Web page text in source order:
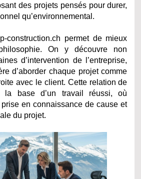
des projets pensés pour durer,
qu’environnemental.
construction.ch permet de mieux
On y découvre non
d’intervention de l’entreprise,
d’aborder chaque projet comme
avec le client. Cette relation de
la base d’un travail réussi, où
en connaissance de cause et
du projet.